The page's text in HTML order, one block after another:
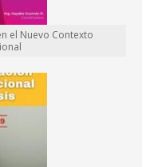
el Nuevo Contexto